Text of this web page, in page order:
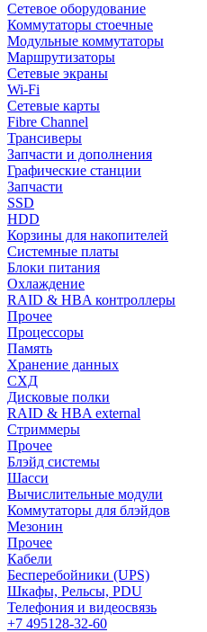
Сетевое оборудование
Коммутаторы стоечные
Модульные коммутаторы
Маршрутизаторы
Сетевые экраны
Wi-Fi
Сетевые карты
Fibre Channel
Трансиверы
Запчасти и дополнения
Графические станции
Запчасти
SSD
HDD
Корзины для накопителей
Системные платы
Блоки питания
Охлаждение
RAID & HBA контроллеры
Прочее
Процессоры
Память
Хранение данных
СХД
Дисковые полки
RAID & HBA external
Стриммеры
Прочее
Блэйд системы
Шасси
Вычислительные модули
Коммутаторы для блэйдов
Мезонин
Прочее
Кабели
Бесперебойники (UPS)
Шкафы, Рельсы, PDU
Телефония и видеосвязь
+7 495128-32-60